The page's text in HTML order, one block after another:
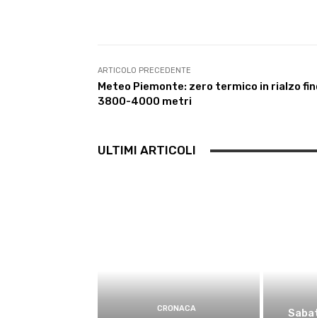
ARTICOLO PRECEDENTE
Meteo Piemonte: zero termico in rialzo
3800-4000 metri
ULTIMI ARTICOLI
CRONACA